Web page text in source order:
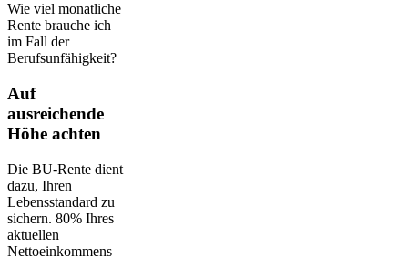
Wie viel monatliche
Rente brauche ich
im Fall der
Berufsunfähigkeit?
Auf
ausreichende
Höhe achten
Die BU-Rente dient
dazu, Ihren
Lebensstandard zu
sichern. 80% Ihres
aktuellen
Nettoeinkommens